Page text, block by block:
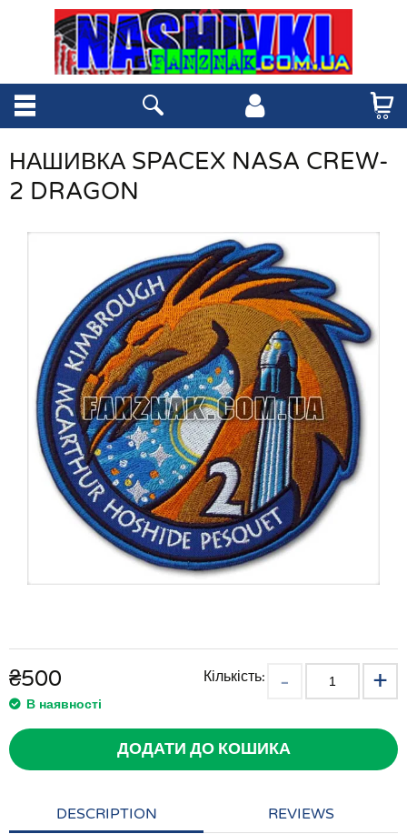
НАШИВКА SPACEX NASA CREW-
2 DRAGON
₴500
В наявності
Кількість:
ДОДАТИ ДО КОШИКА
DESCRIPTION REVIEWS